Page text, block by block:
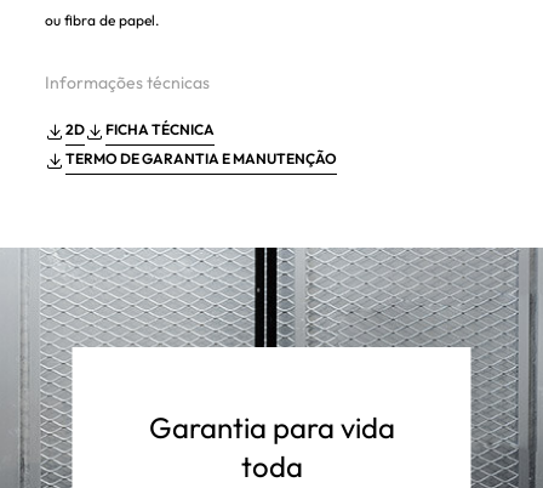
ou fibra de papel.
Informações técnicas
2D
FICHA TÉCNICA
TERMO DE GARANTIA E MANUTENÇÃO
Garantia para vida
toda